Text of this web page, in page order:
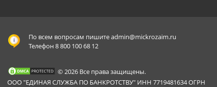
По всем вопросам пишитеadmin@mickrozaim.ru
Телефон 8 800 100 68 12
© 2026 Все права защищены.
ООО "ЕДИНАЯ СЛУЖБА ПО БАНКРОТСТВУ" ИНН 7719481634 ОГРН